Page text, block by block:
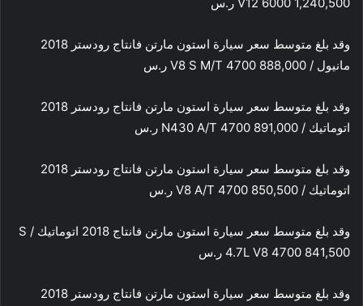
وقد بلغ متوسط سعر سيارة استون مارتن فانتاج رودستر 2018
مانيول / V8 S M/T 4700 888,000 ر.س
وقد بلغ متوسط سعر سيارة استون مارتن فانتاج رودستر 2018
اتوماتيك / N430 A/T 4700 891,000 ر.س
وقد بلغ متوسط سعر سيارة استون مارتن فانتاج رودستر 2018
اتوماتيك / V8 A/T 4700 850,500 ر.س
وقد بلغ متوسط سعر سيارة استون مارتن فانتاج 2018 اتوماتيك / S
4.7L V8 4700 841,500 ر.س
وقد بلغ متوسط سعر سيارة استون مارتن فانتاج رودستر 2018